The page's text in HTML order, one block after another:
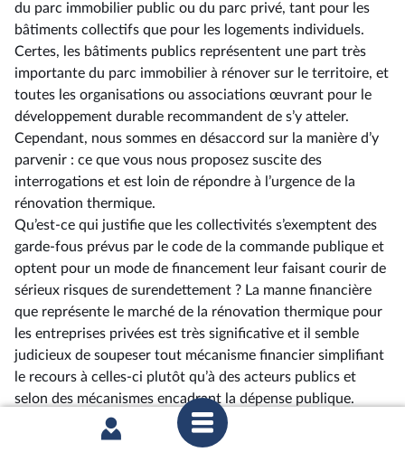
du parc immobilier public ou du parc privé, tant pour les
bâtiments collectifs que pour les logements individuels.
Certes, les bâtiments publics représentent une part très
importante du parc immobilier à rénover sur le territoire, et
toutes les organisations ou associations œuvrant pour le
développement durable recommandent de s’y atteler.
Cependant, nous sommes en désaccord sur la manière d’y
parvenir : ce que vous nous proposez suscite des
interrogations et est loin de répondre à l’urgence de la
rénovation thermique.
Qu’est-ce qui justifie que les collectivités s’exemptent des
garde-fous prévus par le code de la commande publique et
optent pour un mode de financement leur faisant courir de
sérieux risques de surendettement ? La manne financière
que représente le marché de la rénovation thermique pour
les entreprises privées est très significative et il semble
judicieux de soupeser tout mécanisme financier simplifiant
le recours à celles-ci plutôt qu’à des acteurs publics et
selon des mécanismes encadrant la dépense publique.
De plus, il paraît quelque peu hypocrite de la part de ce
gouvernement –⁠ et de la minorité présidentielle qui